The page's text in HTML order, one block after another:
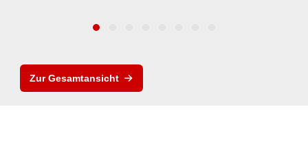
Zur Gesamtansicht